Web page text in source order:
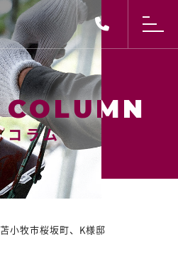
コラム
コラム
苫小牧市桜坂町、K様邸